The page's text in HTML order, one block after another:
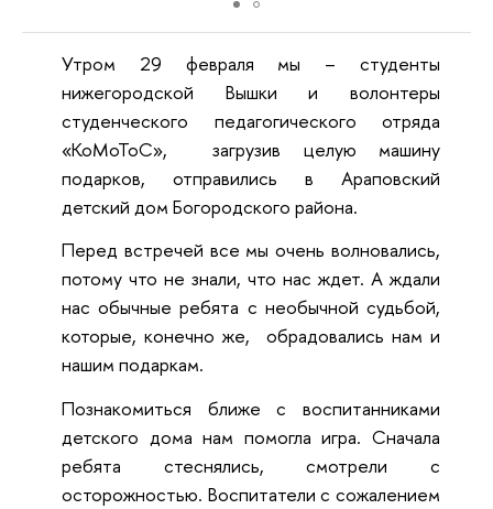
Утром 29 февраля мы – студенты
нижегородской Вышки и волонтеры
студенческого педагогического отряда
«КоМоТоС», загрузив целую машину
подарков, отправились в Араповский
детский дом Богородского района.
Перед встречей все мы очень волновались,
потому что не знали, что нас ждет. А ждали
нас обычные ребята с необычной судьбой,
которые, конечно же, обрадовались нам и
нашим подаркам.
Познакомиться ближе с воспитанниками
детского дома нам помогла игра. Сначала
ребята стеснялись, смотрели с
осторожностью. Воспитатели с сожалением